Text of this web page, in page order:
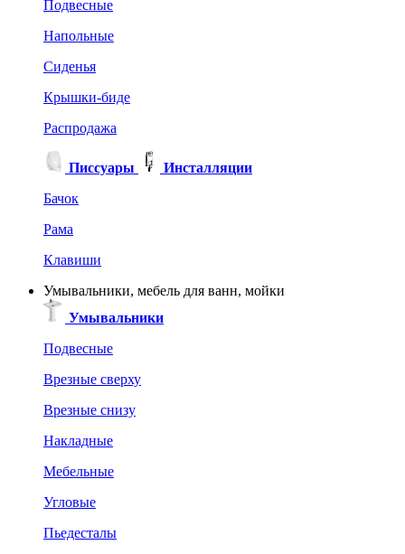
Подвесные
Напольные
Сиденья
Крышки-биде
Распродажа
Писсуары
Инсталляции
Бачок
Рама
Клавиши
Умывальники, мебель для ванн, мойки
Умывальники
Подвесные
Врезные сверху
Врезные снизу
Накладные
Мебельные
Угловые
Пьедесталы